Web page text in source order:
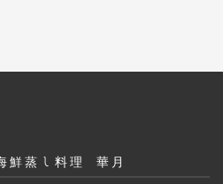
鮮蒸し料理 華月